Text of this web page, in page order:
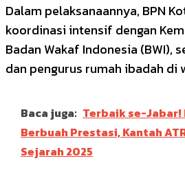
Dalam pelaksanaannya, BPN
koordinasi intensif dengan
Badan Wakaf Indonesia (BWI),
dan pengurus rumah ibadah di
Baca juga: Terbaik se-Jabar!
Berbuah Prestasi, Kantah
Sejarah 2025